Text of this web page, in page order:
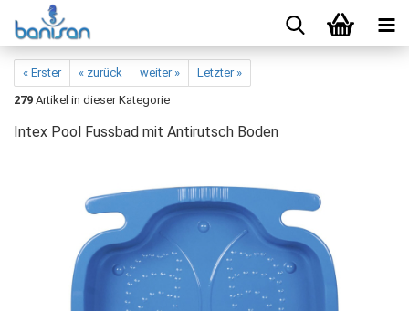
« Erster « zurück weiter »
Letzter »
279 Artikel in dieser Kategorie
Intex Pool Fussbad mit Antirutsch Boden